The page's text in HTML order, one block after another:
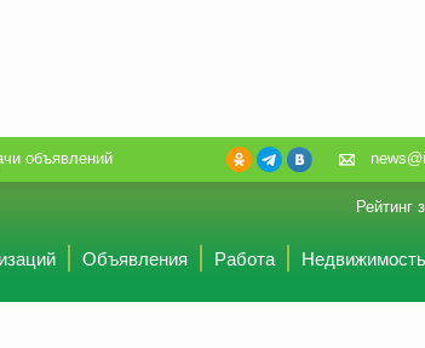
объявлений
Рейтинг
Объявления Работа Недвижимость